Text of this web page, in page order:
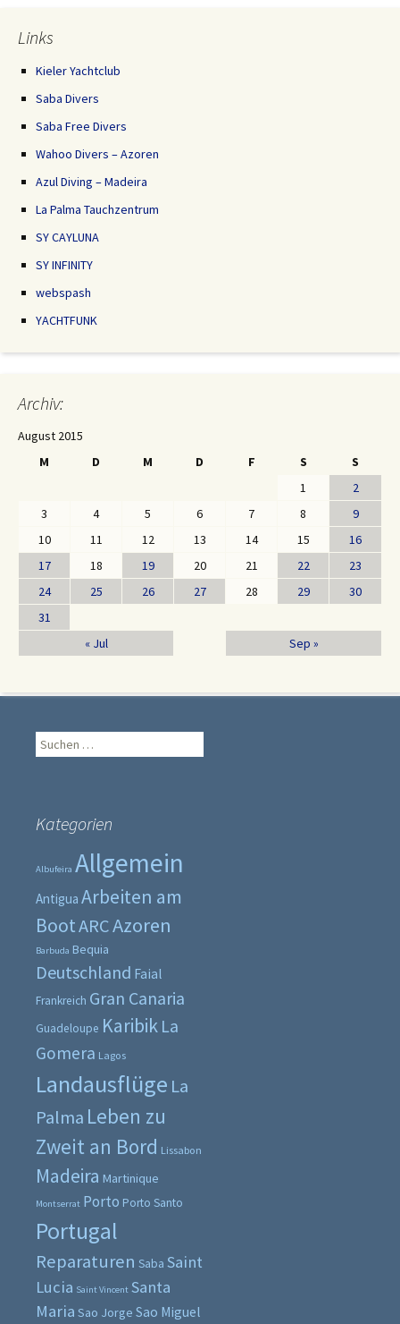
Links
Kieler Yachtclub
Saba Divers
Saba Free Divers
Wahoo Divers – Azoren
Azul Diving – Madeira
La Palma Tauchzentrum
SY CAYLUNA
SY INFINITY
webspash
YACHTFUNK
Archiv:
August 2015
M
D M D F S S
« Jul Sep »
1
2
3
4 5 6 7 8
9
10
11 12 13 14 15
16
17
18 19 20 21 22
23
24
25 26 27 28 29
30
31
Suche
nach:
Kategorien
Albufeira Allgemein
Antigua Arbeiten am
BootARCAzoren
Barbuda Bequia
Deutschland Faial
Frankreich Gran Canaria
Guadeloupe Karibik La
Gomera Lagos
Landausflüge La
Palma Leben zu
Zweit an Bord Lissabon
Madeira Martinique
Montserrat Porto Porto Santo
Portugal
Reparaturen Saba Saint
Lucia Saint Vincent Santa
Maria Sao Jorge Sao Miguel